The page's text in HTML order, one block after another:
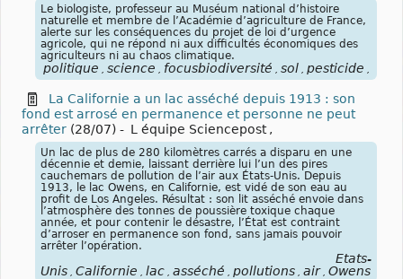
Le biologiste, professeur au Muséum national d’histoire
naturelle et membre de l’Académie d’agriculture de France,
alerte sur les conséquences du projet de loi d’urgence
agricole, qui ne répond ni aux difficultés économiques des
agriculteurs ni au chaos climatique.
politique science focusbiodiversité sol pesticide
La Californie a un lac asséché depuis 1913 : son
fond est arrosé en permanence et personne ne peut
arrêter (28/07) - L équipe Sciencepost ,
Un lac de plus de 280 kilomètres carrés a disparu en une
décennie et demie, laissant derrière lui l’un des pires
cauchemars de pollution de l’air aux États-Unis. Depuis
1913, le lac Owens, en Californie, est vidé de son eau au
profit de Los Angeles. Résultat : son lit asséché envoie dans
l’atmosphère des tonnes de poussière toxique chaque
année, et pour contenir le désastre, l’État est contraint
d’arroser en permanence son fond, sans jamais pouvoir
arrêter l’opération.
États-
Unis Californie lac asséché pollutions air Owens